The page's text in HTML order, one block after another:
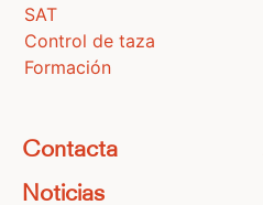
SAT
Control de taza
Formación
Contacta
Noticias